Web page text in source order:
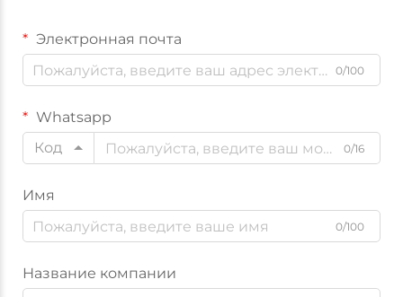
Электронная почта
0/100
Whatsapp
Код
0/16
Имя
0/100
Название компании